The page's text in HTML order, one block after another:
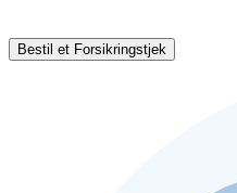
Bestil et Forsikringstjek